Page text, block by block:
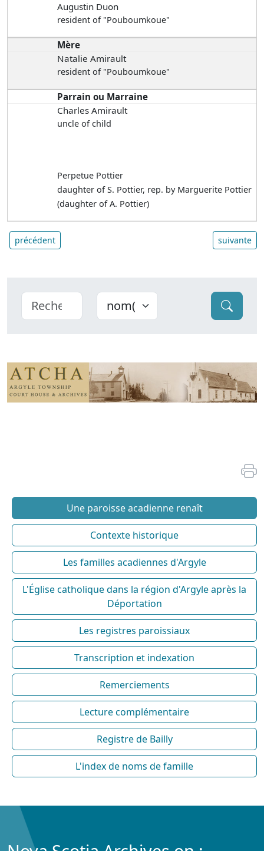
Augustin Duon
resident of "Pouboumkoue"
Mère
Natalie Amirault
resident of "Pouboumkoue"
Parrain ou Marraine
Charles Amirault
uncle of child
Perpetue Pottier
daughter of S. Pottier, rep. by Marguerite Pottier
(daughter of A. Pottier)
précédent suivante
Une paroisse acadienne renaît
Contexte historique
Les familles acadiennes d'Argyle
L'Église catholique dans la région d'Argyle après la
Déportation
Les registres paroissiaux
Transcription et indexation
Remerciements
Lecture complémentaire
Registre de Bailly
L'index de noms de famille